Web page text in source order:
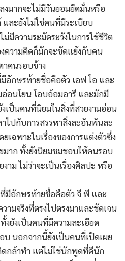
มากจะไม่มีวันยอมยึดมั่นหรือ
และยังไม่ใช่คนที่มีระเบียบ
มีความระมัดระวังในการใช้ชีวิต
ความคิดก็มักจะขัดแย้งกับคน
คนรอบข้าง
อักษรท้ายชื่อคือตัว เอฟ โอ และ
อนโยน โอบอ้อมอารี และมักมี
เป็นคนที่นิยมในสิ่งที่สวยงามอ่อน
ไปกับการสรรหาสิ่งละอันพันละ
เฉพาะในเรื่องของการแต่งตัวซึ่ง
มาก ทั้งยังนิยมชมชอบให้คนรอบ
าม ไม่ว่าจะเป็นเรื่องศิลปะ หรือ
มีอักษรท้ายชื่อคือตัว จี พี และ
มจริงที่ตรงไปตรงมาและชัดเจน
งยังเป็นคนที่มีความละเอียด
นอกจากนี้ยังเป็นคนที่เปิดเผย
กล้าทำ แต่ไม่ใช่นักพูดที่ดีนัก